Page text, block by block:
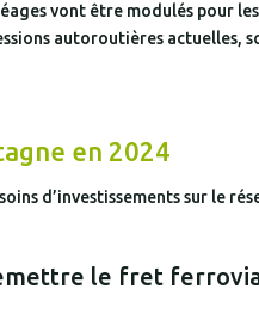
vont être modulés pour
autoroutières actuelles,
en 2024
d’investissements sur
le fret